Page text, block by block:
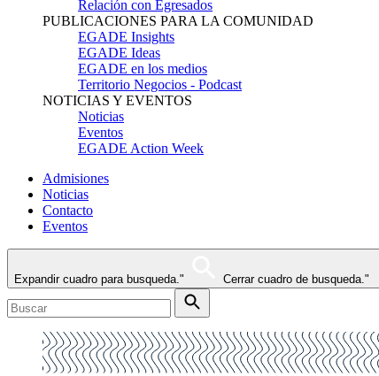
Relación con Egresados
PUBLICACIONES PARA LA COMUNIDAD
EGADE Insights
EGADE Ideas
EGADE en los medios
Territorio Negocios - Podcast
NOTICIAS Y EVENTOS
Noticias
Eventos
EGADE Action Week
Admisiones
Noticias
Contacto
Eventos
Expandir cuadro para busqueda." Cerrar cuadro de busqueda."